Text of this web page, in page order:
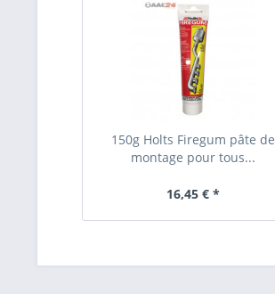
150g Holts Firegum pâte de
montage pour tous...
16,45 € *